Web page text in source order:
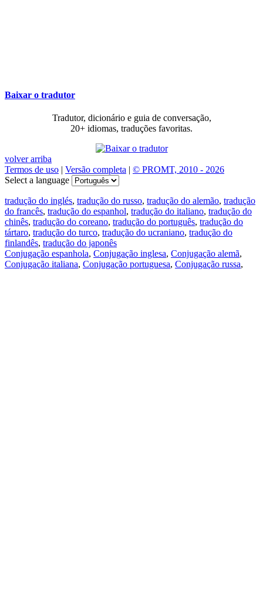
Baixar o tradutor
Tradutor, dicionário e guia de conversação,
20+ idiomas, traduções favoritas.
volver arriba
Termos de uso | Versão completa | © PROMT, 2010 - 2026
Select a language
tradução do inglés, tradução do russo, tradução do alemão, tradução
do francês, tradução do espanhol, tradução do italiano, tradução do
chinês, tradução do coreano, tradução do português, tradução do
tártaro, tradução do turco, tradução do ucraniano, tradução do
finlandês, tradução do japonês
Conjugação espanhola, Conjugação inglesa, Conjugação alemã,
Conjugação italiana, Conjugação portuguesa, Conjugação russa,